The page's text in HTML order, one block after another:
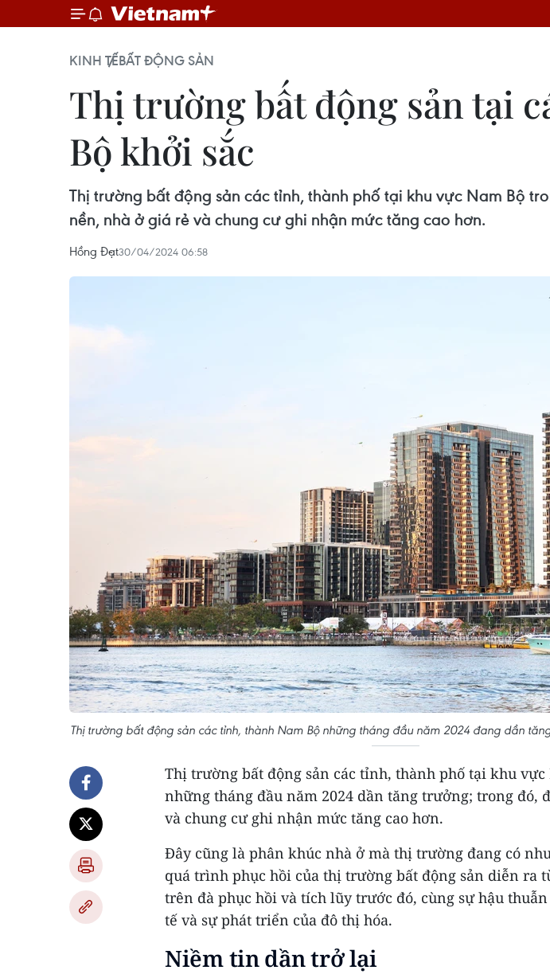
KINH TẾBẤT ĐỘNG SẢN
Thị trường bất động sản tại
Bộ khởi sắc
Thị trường bất động sản các tỉnh, thành phố tại khu vực Nam Bộ
nền, nhà ở giá rẻ và chung cư ghi nhận mức tăng cao hơn.
Hồng Đạt30/04/2024 06:58
Thị trường bất động sản các tỉnh, thành Nam Bộ những tháng đầu năm 2024 đang dần
Thị trường bất động sản các tỉnh, thành phố tại khu vực
những tháng đầu năm 2024 dần tăng trưởng; trong đó,
và chung cư ghi nhận mức tăng cao hơn.
Đây cũng là phân khúc nhà ở mà thị trường đang có
quá trình phục hồi của thị trường bất động sản diễn ra
trên đà phục hồi và tích lũy trước đó, cùng sự hậu
tế và sự phát triển của đô thị hóa.
Niềm tin dần trở lại